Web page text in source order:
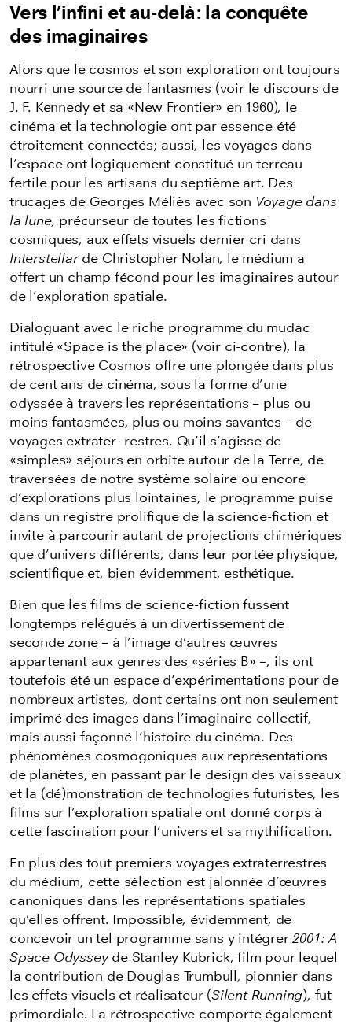
Vers l’infini et au-delà: la conquête
des imaginaires
Alors que le cosmos et son exploration ont toujours
nourri une source de fantasmes (voir le discours de
J. F. Kennedy et sa «New Frontier» en 1960), le
cinéma et la technologie ont par essence été
étroitement connectés; aussi, les voyages dans
l’espace ont logiquement constitué un terreau
fertile pour les artisans du septième art. Des
trucages de Georges Méliès avec son Voyage dans
la lune, précurseur de toutes les fictions
cosmiques, aux effets visuels dernier cri dans
Interstellar de Christopher Nolan, le médium a
offert un champ fécond pour les imaginaires autour
de l’exploration spatiale.
Dialoguant avec le riche programme du mudac
intitulé «Space is the place» (voir ci-contre), la
rétrospective Cosmos offre une plongée dans plus
de cent ans de cinéma, sous la forme d’une
odyssée à travers les représentations – plus ou
moins fantasmées, plus ou moins savantes – de
voyages extrater- restres. Qu’il s’agisse de
«simples» séjours en orbite autour de la Terre, de
traversées de notre système solaire ou encore
d’explorations plus lointaines, le programme puise
dans un registre prolifique de la science-fiction et
invite à parcourir autant de projections chimériques
que d’univers différents, dans leur portée physique,
scientifique et, bien évidemment, esthétique.
Bien que les films de science-fiction fussent
longtemps relégués à un divertissement de
seconde zone – à l’image d’autres œuvres
appartenant aux genres des «séries B» –, ils ont
toutefois été un espace d’expérimentations pour de
nombreux artistes, dont certains ont non seulement
imprimé des images dans l’imaginaire collectif,
mais aussi façonné l’histoire du cinéma. Des
phénomènes cosmogoniques aux représentations
de planètes, en passant par le design des vaisseaux
et la (dé)monstration de technologies futuristes, les
films sur l’exploration spatiale ont donné corps à
cette fascination pour l’univers et sa mythification.
En plus des tout premiers voyages extraterrestres
du médium, cette sélection est jalonnée d’œuvres
canoniques dans les représentations spatiales
qu’elles offrent. Impossible, évidemment, de
concevoir un tel programme sans y intégrer2001: A
Space Odysseyde Stanley Kubrick, film pour lequel
la contribution de Douglas Trumbull, pionnier dans
les effets visuels et réalisateur (Silent Running), fut
primordiale. La rétrospective comporte également